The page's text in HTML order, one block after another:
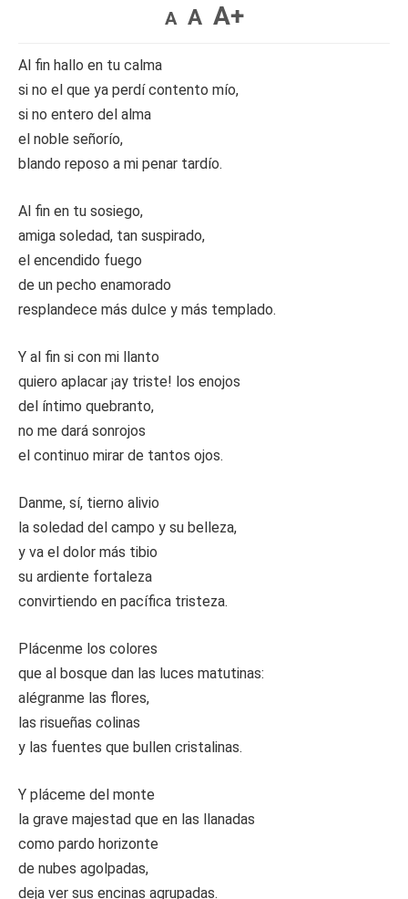
A A A+
Al fin hallo en tu calma
si no el que ya perdí contento mío,
si no entero del alma
el noble señorío,
blando reposo a mi penar tardío.
Al fin en tu sosiego,
amiga soledad, tan suspirado,
el encendido fuego
de un pecho enamorado
resplandece más dulce y más templado.
Y al fin si con mi llanto
quiero aplacar ¡ay triste! los enojos
del íntimo quebranto,
no me dará sonrojos
el continuo mirar de tantos ojos.
Danme, sí, tierno alivio
la soledad del campo y su belleza,
y va el dolor más tibio
su ardiente fortaleza
convirtiendo en pacífica tristeza.
Plácenme los colores
que al bosque dan las luces matutinas:
alégranme las flores,
las risueñas colinas
y las fuentes que bullen cristalinas.
Y pláceme del monte
la grave majestad que en las llanadas
como pardo horizonte
de nubes agolpadas,
deja ver sus encinas agrupadas.